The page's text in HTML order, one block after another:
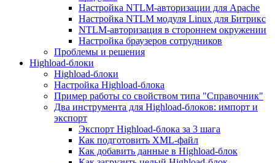
Настройка NTLM-авторизации для Apache
Настройка NTLM модуля Linux для Битрикс
NTLM-авторизация в стороннем окружении
Настройка браузеров сотрудников
Проблемы и решения
Highload-блоки
Highload-блоки
Настройка Highload-блока
Пример работы со свойством типа "Справочник"
Два инструмента для Highload-блоков: импорт и
экспорт
Экспорт Highload-блока за 3 шага
Как подготовить XML-файл
Как добавить данные в Highload-блок